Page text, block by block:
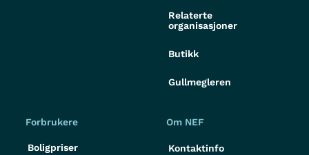
Relaterte
organisasjoner
Butikk
Gullmegleren
Forbrukere
Boligpriser
Om NEF
Kontaktinfo